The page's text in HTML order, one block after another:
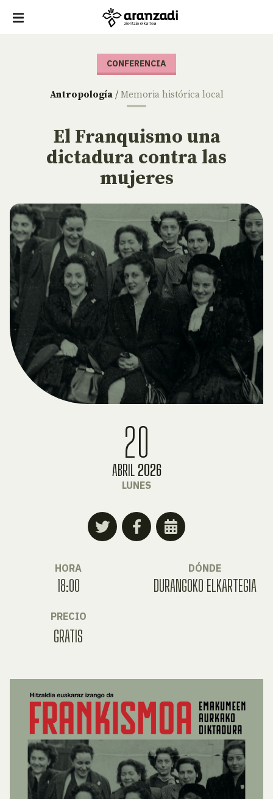
CONFERENCIA
Antropología/ Memoria histórica local
El Franquismo una
dictadura contra las
mujeres
20
ABRIL 2026
LUNES
HORA
18:00
DÓNDE
DURANGOKO ELKARTEGIA
PRECIO
GRATIS